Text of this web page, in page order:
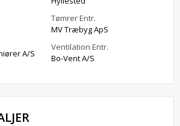
A/S
Tømrer Entr.
MV Træbyg ApS
Ventilation Entr.
Bo-Vent A/S